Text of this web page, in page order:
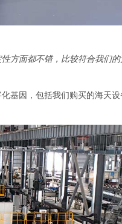
方面都不错，比较符合我们
基因，包括我们购买的海天